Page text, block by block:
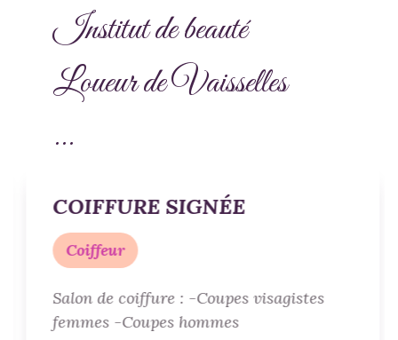
Institut de beauté
Loueur de Vaisselles
...
COIFFURE SIGNÉE
Coiffeur
Salon de coiffure : -Coupes visagistes
femmes -Coupes hommes